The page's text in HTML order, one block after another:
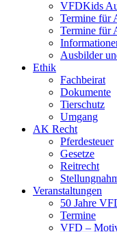
VFDKids
Termine für
Termine für
Ausbilder
Ethik
Fachbeirat
Dokumente
Tierschutz
Umgang
AK Recht
Pferdesteuer
Gesetze
Reitrecht
Veranstaltungen
50 Jahre
Termine
VFD –